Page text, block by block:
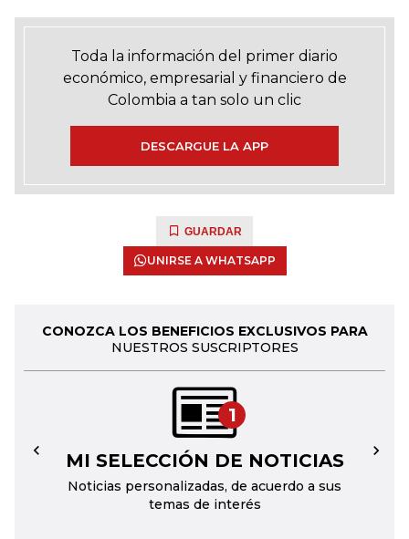
Toda la información del primer diario
económico, empresarial y financiero de
Colombia a tan solo un clic
DESCARGUE LA APP
GUARDAR
UNIRSE A WHATSAPP
CONOZCA LOS BENEFICIOS EXCLUSIVOS PARA
NUESTROS SUSCRIPTORES
1
MI SELECCIÓN DE NOTICIAS
Noticias personalizadas, de acuerdo a sus
temas de interés
← →